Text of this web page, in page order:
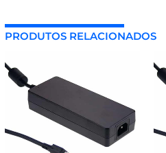
PRODUTOS RELACIONADOS